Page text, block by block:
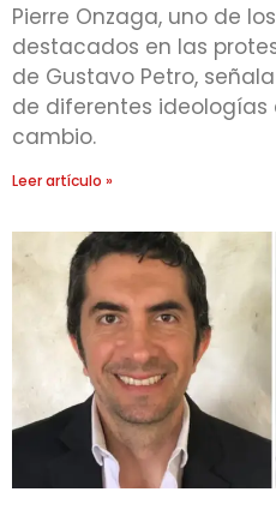
Pierre Onzaga, uno de
destacados en las
de Gustavo Petro,
de diferentes ideologías
cambio.
Leer artículo »